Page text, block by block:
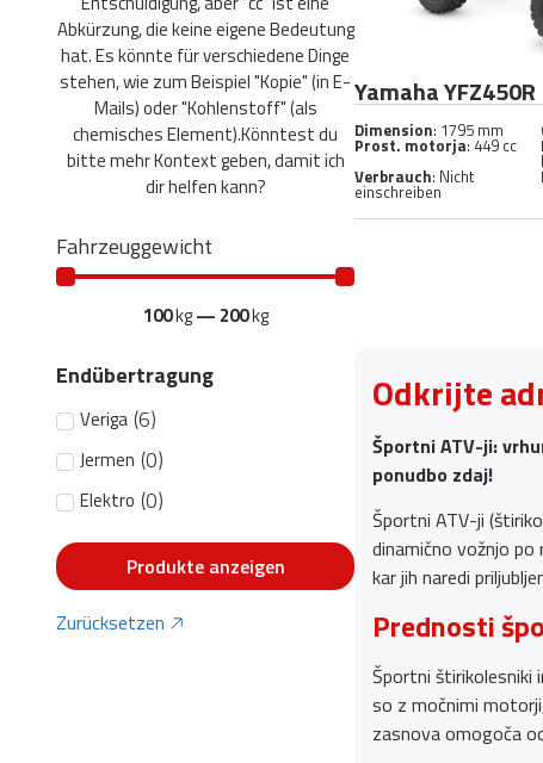
Abkürzung, die keine eigene Bedeutung
hat. Es könnte für verschiedene Dinge
stehen, wie zum Beispiel "Kopie" (in E-
Mails) oder "Kohlenstoff" (als
chemisches Element).Könntest du
bitte mehr Kontext geben, damit ich
dir helfen kann?
Fahrzeuggewicht
100kg— 200kg
Endübertragung
Veriga (6)
Jermen (0)
Elektro (0)
Produkte anzeigen
Zurücksetzen
Yamaha YFZ450R
Dimension: 1795 mm
Prost. motorja: 449 cc
Verbrauch: Nicht
einschreiben
Odkrijte
Športni ATV-ji:
ponudbo zdaj!
Športni ATV-ji
dinamično vožnjo
kar jih naredi
Prednosti
Športni štirikolesniki
so z močnimi
zasnova omogoča